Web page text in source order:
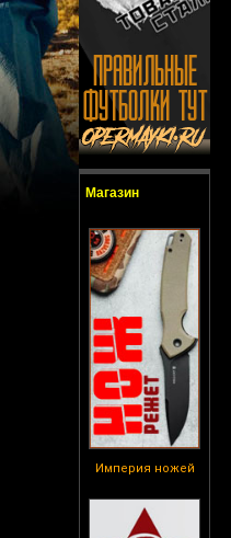
Магазин
Империя ножей